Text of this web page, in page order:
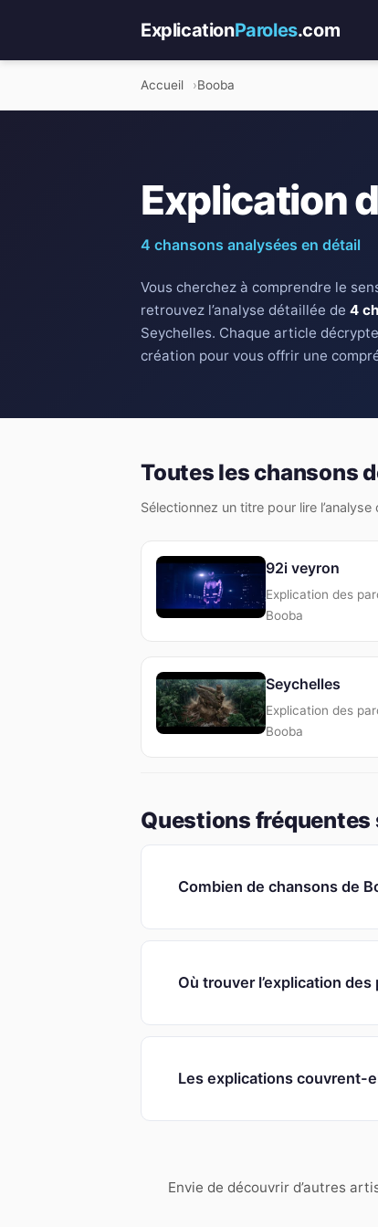
ExplicationParoles.com
Accueil Booba
Explication
4 chansons analysées en détail
Vous cherchez à comprendre le
retrouvez l’analyse détaillée de 4
Seychelles. Chaque article
création pour vous offrir une
Toutes les chansons
Sélectionnez un titre pour lire
92i veyron
Explication des
Booba
Seychelles
Explication des
Booba
Questions fréquentes
Combien de chansons de
Où trouver l’explication des
Les explications couvrent-
Envie de découvrir d’autres